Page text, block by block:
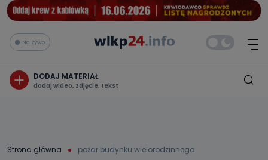
Na żywo
DODAJ MATERIAŁ
dodaj wideo, zdjęcie, tekst
Strona główna pożar budynku wielorodzinnego